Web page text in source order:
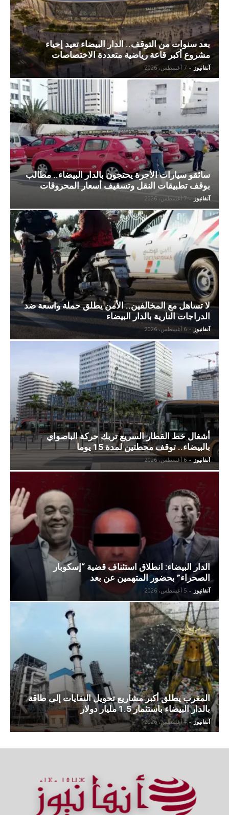
بعد سنوات من التوقف.. الدار البيضاء تعيد إحياء
مشروع أكبر قاعة رياضية متعددة الاختصاصات
آنفانيوز - 7 أغسطس، 2026
سائقو سيارات الأجرة يحتجون بالدار البيضاء.. مطالب
بوقف تطبيقات النقل وتسقيف أسعار المحروقات
آنفانيوز - 7 أغسطس، 2026
لا تساهل مع المخالفين.. الأمن يطلق حملة واسعة ضد
الدراجات النارية بالدار البيضاء
آنفانيوز - 6 أغسطس، 2026
أشغال خط القطار السريع تربك حركة الباصواي
بالبيضاء.. توقف محطتين لمدة 15 يوما
آنفانيوز - 6 أغسطس، 2026
الدار البيضاء: انطلاق استئناف قضية “إسكوبار
الصحراء” بحضور المتهمين عن بعد
آنفانيوز - 5 أغسطس، 2026
المغرب يطلق أكبر مشاريع تحويل النفايات إلى طاقة
بالدار البيضاء باستثمار 1.5 مليار دولار
آنفانيوز - 4 أغسطس، 2026